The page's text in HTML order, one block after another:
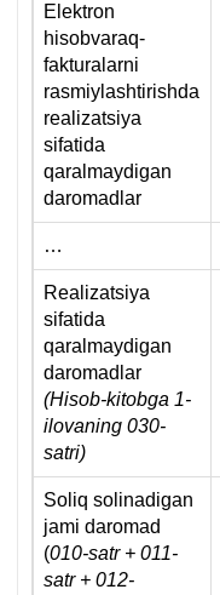
Elektron
hisobvaraq-
fakturalarni
rasmiylashtirishda
realizatsiya
sifatida
qaralmaydigan
daromadlar
…
Realizatsiya
sifatida
qaralmaydigan
daromadlar
(Hisob-kitobga 1-
ilovaning 030-
satri)
Soliq solinadigan
jami daromad
(010-satr + 011-
satr + 012-